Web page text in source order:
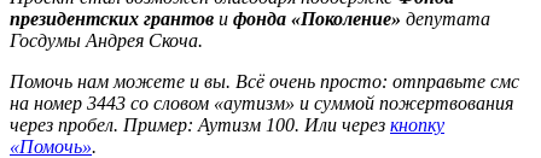
президентских грантов и фонда «Поколение» депутата
Госдумы Андрея Скоча.
Помочь нам можете и вы. Всё очень просто: отправьте смс
на номер 3443 со словом «аутизм» и суммой пожертвования
через пробел. Пример: Аутизм 100. Или через кнопку
«Помочь».